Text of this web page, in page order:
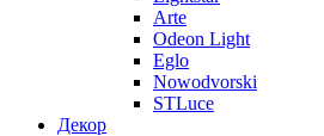
Arte
Odeon Light
Eglo
Nowodvorski
STLuce
Декор